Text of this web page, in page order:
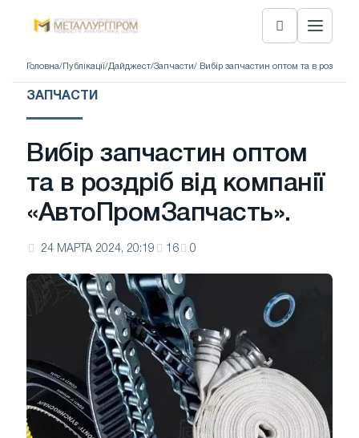
Головна/ Публікації/Дайджест/Запчасти/ Вибір запчастин оптом та в роздріб
ЗАПЧАСТИ
Вибір запчастин оптом
та в роздріб від компанії
«АвтоПромЗапчасть».
24 МАРТА 2024, 20:19 16 0